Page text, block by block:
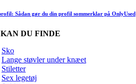
Sådan gør du din profil sommerklar på OnlyUsed
DU FINDE
Sko
Lange støvler under knæet
Stiletter
Sex legetøj